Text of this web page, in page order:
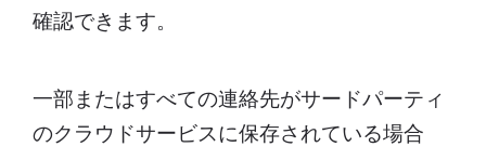
確認できます。
一部またはすべての連絡先がサードパーティ
のクラウドサービスに保存されている場合